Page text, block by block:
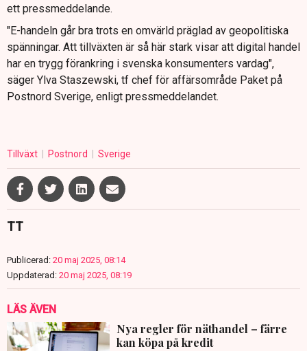
ett pressmeddelande.
"E-handeln går bra trots en omvärld präglad av geopolitiska
spänningar. Att tillväxten är så här stark visar att digital handel
har en trygg förankring i svenska konsumenters vardag",
säger Ylva Staszewski, tf chef för affärsområde Paket på
Postnord Sverige, enligt pressmeddelandet.
Tillväxt Postnord Sverige
TT
Publicerad: 20 maj 2025, 08:14
Uppdaterad: 20 maj 2025, 08:19
LÄS ÄVEN
Nya regler för näthandel – färre
kan köpa på kredit